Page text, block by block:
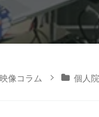
像コラム > 個人